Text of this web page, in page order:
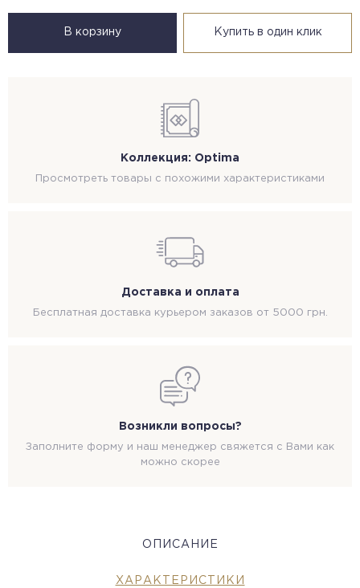
В корзину Купить в один клик
Коллекция: Optima
Просмотреть товары с похожими характеристиками
Доставка и оплата
Бесплатная доставка курьером заказов от 5000 грн.
Возникли вопросы?
Заполните форму и наш менеджер свяжется с Вами как
можно скорее
ОПИСАНИЕ
ХАРАКТЕРИСТИКИ